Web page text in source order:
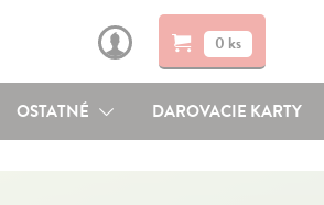
0 ks
OSTATNÉ DAROVACIE KARTY